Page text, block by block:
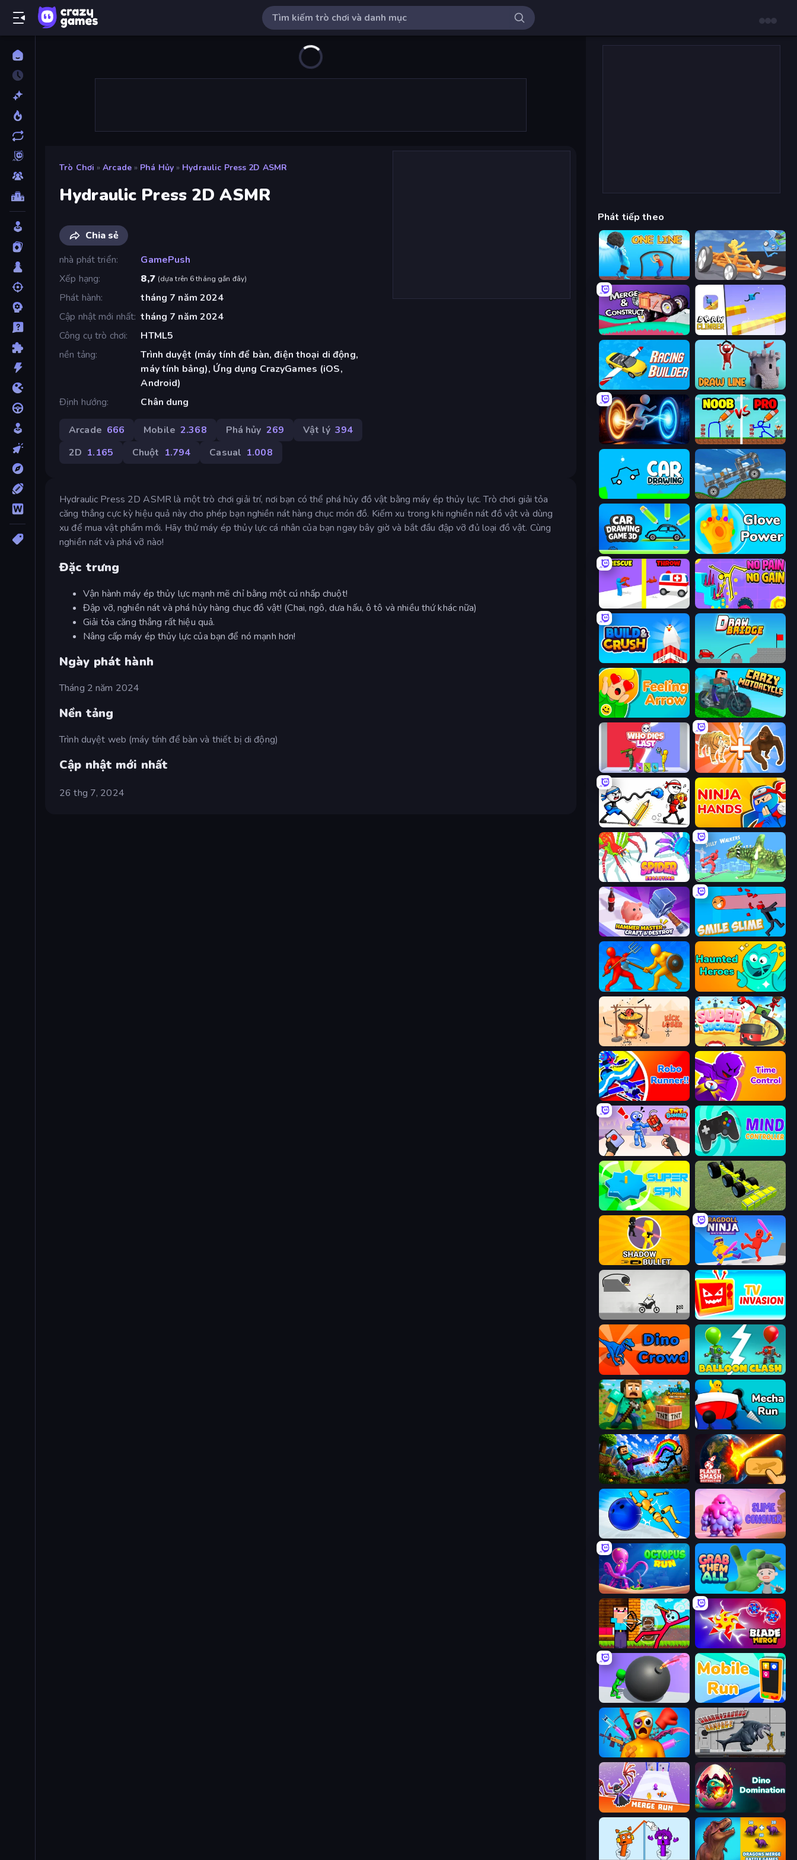
Trò Chơi » Arcade » Phá Hủy » Hydraulic Press 2D ASMR
Hydraulic Press 2D ASMR
Chia sẻ
nhà phát triển
GamePush
Xếp hạng
8,7 (dựa trên 6 tháng gần đây)
Phát hành
tháng 7 năm 2024
Cập nhật mới nhất tháng 7 năm 2024
Công cụ trò chơi
HTML5
nền tảng
Trình duyệt (máy tính để bàn, điện thoại di động,
máy tính bảng), Ứng dụng CrazyGames (iOS,
Android)
Định hướng
Chân dung
Arcade 666 Mobile 2.368 Phá hủy 269 Vật lý 394
2D 1.165 Chuột 1.794 Casual 1.008
Hydraulic Press 2D ASMR là một trò chơi giải trí, nơi bạn có thể phá hủy đồ vật bằng máy ép thủy lực. Trò chơi giải tỏa
căng thẳng cực kỳ hiệu quả này cho phép bạn nghiền nát hàng chục món đồ. Kiếm xu trong khi nghiền nát đồ vật và dùng
xu để mua vật phẩm mới. Hãy thử máy ép thủy lực cá nhân của bạn ngay bây giờ và bắt đầu đập vỡ đủ loại đồ vật. Cùng
nghiền nát và phá vỡ nào!
Đặc trưng
Vận hành máy ép thủy lực mạnh mẽ chỉ bằng một cú nhấp chuột!
Đập vỡ, nghiền nát và phá hủy hàng chục đồ vật! (Chai, ngô, dưa hấu, ô tô và nhiều thứ khác nữa)
Giải tỏa căng thẳng rất hiệu quả.
Nâng cấp máy ép thủy lực của bạn để nó mạnh hơn!
Ngày phát hành
Tháng 2 năm 2024
Nền tảng
Trình duyệt web (máy tính để bàn và thiết bị di động)
Cập nhật mới nhất
26 thg 7, 2024
Phát tiếp theo
One Line Draw Crash Race
Merge & Construct Draw Climber
Racing Builder Draw Line
Portal Escape DOP Noob: Draw to Save
Car Drawing Game Move It!
Car Drawing Game 3D Glove Power
Rescue Throw No Pain No Gain - Ragdoll Sandbox
Build and Crush Draw Bridge
Feeling Arrow Crazy Motorcycle
Who Dies Last? Animal DNA Run
Doodle Smash Ninja Hands
Spider Evolution: Runner Game Silly Walkers
Hammer Master－Craft & Destroy! Smile Slime
Epic Sword Battle! Fight in Arena Haunted Heroes
Kick Loser Super Sucker 3D
Robo Runner Time Control!
TNT Bomber Mind Controller
Super Spin Genius Mechanic
Shadow Bullet Ragdoll Ninja: Imposter Hero
TV Invasion
Dino Crowd Balloon Clash
Voxel Playground: Ragdoll Noob Mecha Run
Noob: Wall Crusher Planet Smash Destruction
Playground Man! Ragdoll Show! Slime Conquer: Epic Battles
OctopusRun Grab Them All
Noob Archer vs Stickman Zombie Blade Merge
Bomb Roll Mobile Run
Fun Ragdoll Challenge! Sharkosaurus Rampage
Merge Run Dino Domination